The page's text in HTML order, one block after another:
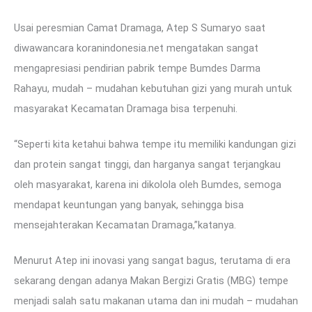
Usai peresmian Camat Dramaga, Atep S Sumaryo saat
diwawancara koranindonesia.net mengatakan sangat
mengapresiasi pendirian pabrik tempe Bumdes Darma
Rahayu, mudah – mudahan kebutuhan gizi yang murah untuk
masyarakat Kecamatan Dramaga bisa terpenuhi.
“Seperti kita ketahui bahwa tempe itu memiliki kandungan gizi
dan protein sangat tinggi, dan harganya sangat terjangkau
oleh masyarakat, karena ini dikolola oleh Bumdes, semoga
mendapat keuntungan yang banyak, sehingga bisa
mensejahterakan Kecamatan Dramaga,”katanya.
Menurut Atep ini inovasi yang sangat bagus, terutama di era
sekarang dengan adanya Makan Bergizi Gratis (MBG) tempe
menjadi salah satu makanan utama dan ini mudah – mudahan